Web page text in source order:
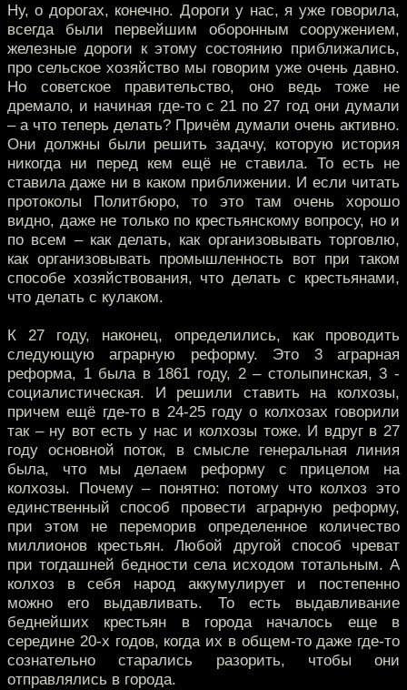
Ну, о дорогах, конечно. Дороги у нас, я уже говорила,
всегда были первейшим оборонным сооружением,
железные дороги к этому состоянию приближались,
про сельское хозяйство мы говорим уже очень давно.
Но советское правительство, оно ведь тоже не
дремало, и начиная где-то с 21 по 27 год они думали
– а что теперь делать? Причём думали очень активно.
Они должны были решить задачу, которую история
никогда ни перед кем ещё не ставила. То есть не
ставила даже ни в каком приближении. И если читать
протоколы Политбюро, то это там очень хорошо
видно, даже не только по крестьянскому вопросу, но и
по всем – как делать, как организовывать торговлю,
как организовывать промышленность вот при таком
способе хозяйствования, что делать с крестьянами,
что делать с кулаком.
К 27 году, наконец, определились, как проводить
следующую аграрную реформу. Это 3 аграрная
реформа, 1 была в 1861 году, 2 – столыпинская, 3 -
социалистическая. И решили ставить на колхозы,
причем ещё где-то в 24-25 году о колхозах говорили
так – ну вот есть у нас и колхозы тоже. И вдруг в 27
году основной поток, в смысле генеральная линия
была, что мы делаем реформу с прицелом на
колхозы. Почему – понятно: потому что колхоз это
единственный способ провести аграрную реформу,
при этом не переморив определенное количество
миллионов крестьян. Любой другой способ чреват
при тогдашней бедности села исходом тотальным. А
колхоз в себя народ аккумулирует и постепенно
можно его выдавливать. То есть выдавливание
беднейших крестьян в города началось еще в
середине 20-х годов, когда их в общем-то даже где-то
сознательно старались разорить, чтобы они
отправлялись в города.